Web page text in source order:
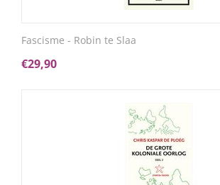
Fascisme - Robin te Slaa
€29,90